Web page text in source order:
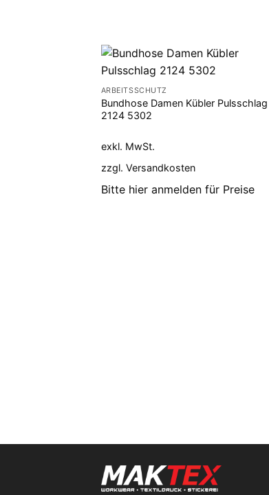
ARBEITSSCHUTZ
Bundhose Damen Kübler Pulsschlag
2124 5302
exkl. MwSt.
zzgl. Versandkosten
Bitte hier anmelden für Preise